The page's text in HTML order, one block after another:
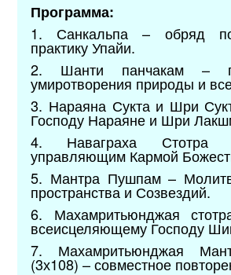
Программа:
1. Санкальпа – обряд
практику Упайи.
2. Шанти панчакам –
умиротворения природы и
3. Нараяна Сукта и Шри
Господу Нараяне и Шри
4. Наваграха Стотра
управляющим Кармой
5. Мантра Пушпам –
пространства и Созвездий.
6. Махамритьюнджая
всеисцеляющему Господу
7. Махамритьюнджая
(3х108) – совместное